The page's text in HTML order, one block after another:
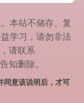
本站不储存、复
学习，请勿非法
请联系
知删除。
同意该说明后，才可